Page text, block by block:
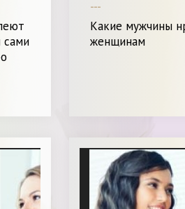
сами
---
Какие мужчины
женщинам